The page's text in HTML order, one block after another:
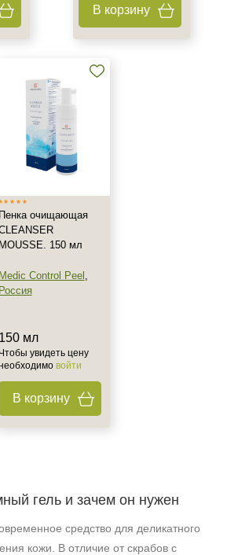
В корзину
Пенка очищающая
MOUSSE. 150 мл
Medic Control Peel ,
Россия
150 мл
Чтобы увидеть цену
войти
В корзину
гель и зачем он нужен
средство для деликатного
кожи. В отличие от скрабов с